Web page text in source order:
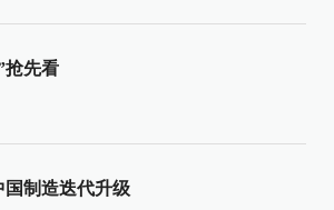
抢先看
国制造迭代升级